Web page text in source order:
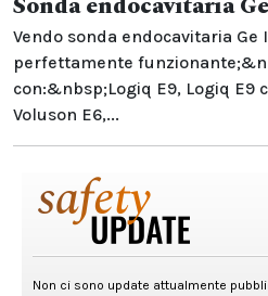
Vendo sonda endocavitaria Ge
perfettamente
con:&nbsp;Logiq E9, Logiq E9
Voluson E6,...